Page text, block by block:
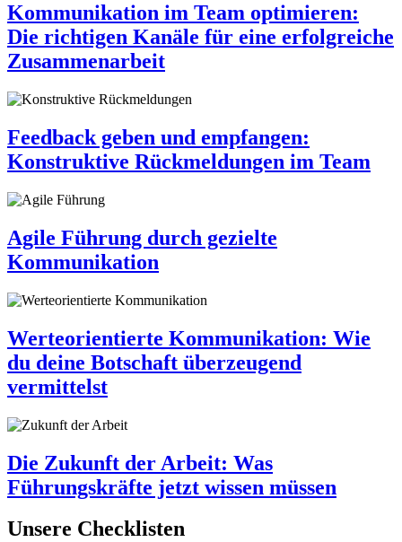
Kommunikation im Team optimieren:
Die richtigen Kanäle für eine erfolgreiche
Zusammenarbeit
Feedback geben und empfangen:
Konstruktive Rückmeldungen im Team
Agile Führung durch gezielte
Kommunikation
Werteorientierte Kommunikation: Wie
du deine Botschaft überzeugend
vermittelst
Die Zukunft der Arbeit: Was
Führungskräfte jetzt wissen müssen
Unsere Checklisten